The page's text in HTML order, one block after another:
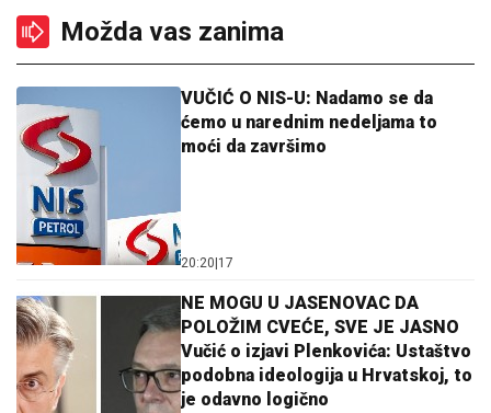
Možda vas zanima
VUČIĆ O NIS-U: Nadamo se da
ćemo u narednim nedeljama to
moći da završimo
20:20 17
NE MOGU U JASENOVAC DA
POLOŽIM CVEĆE, SVE JE JASNO
Vučić o izjavi Plenkovića: Ustaštvo
podobna ideologija u Hrvatskoj, to
je odavno logično